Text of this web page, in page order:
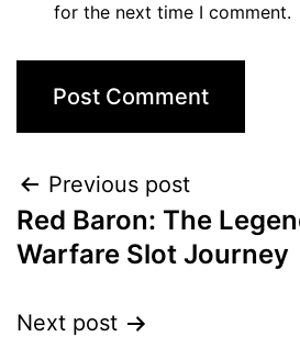
for the next time I comment.
Previous post
Red Baron: The
Warfare Slot Journey
Next post